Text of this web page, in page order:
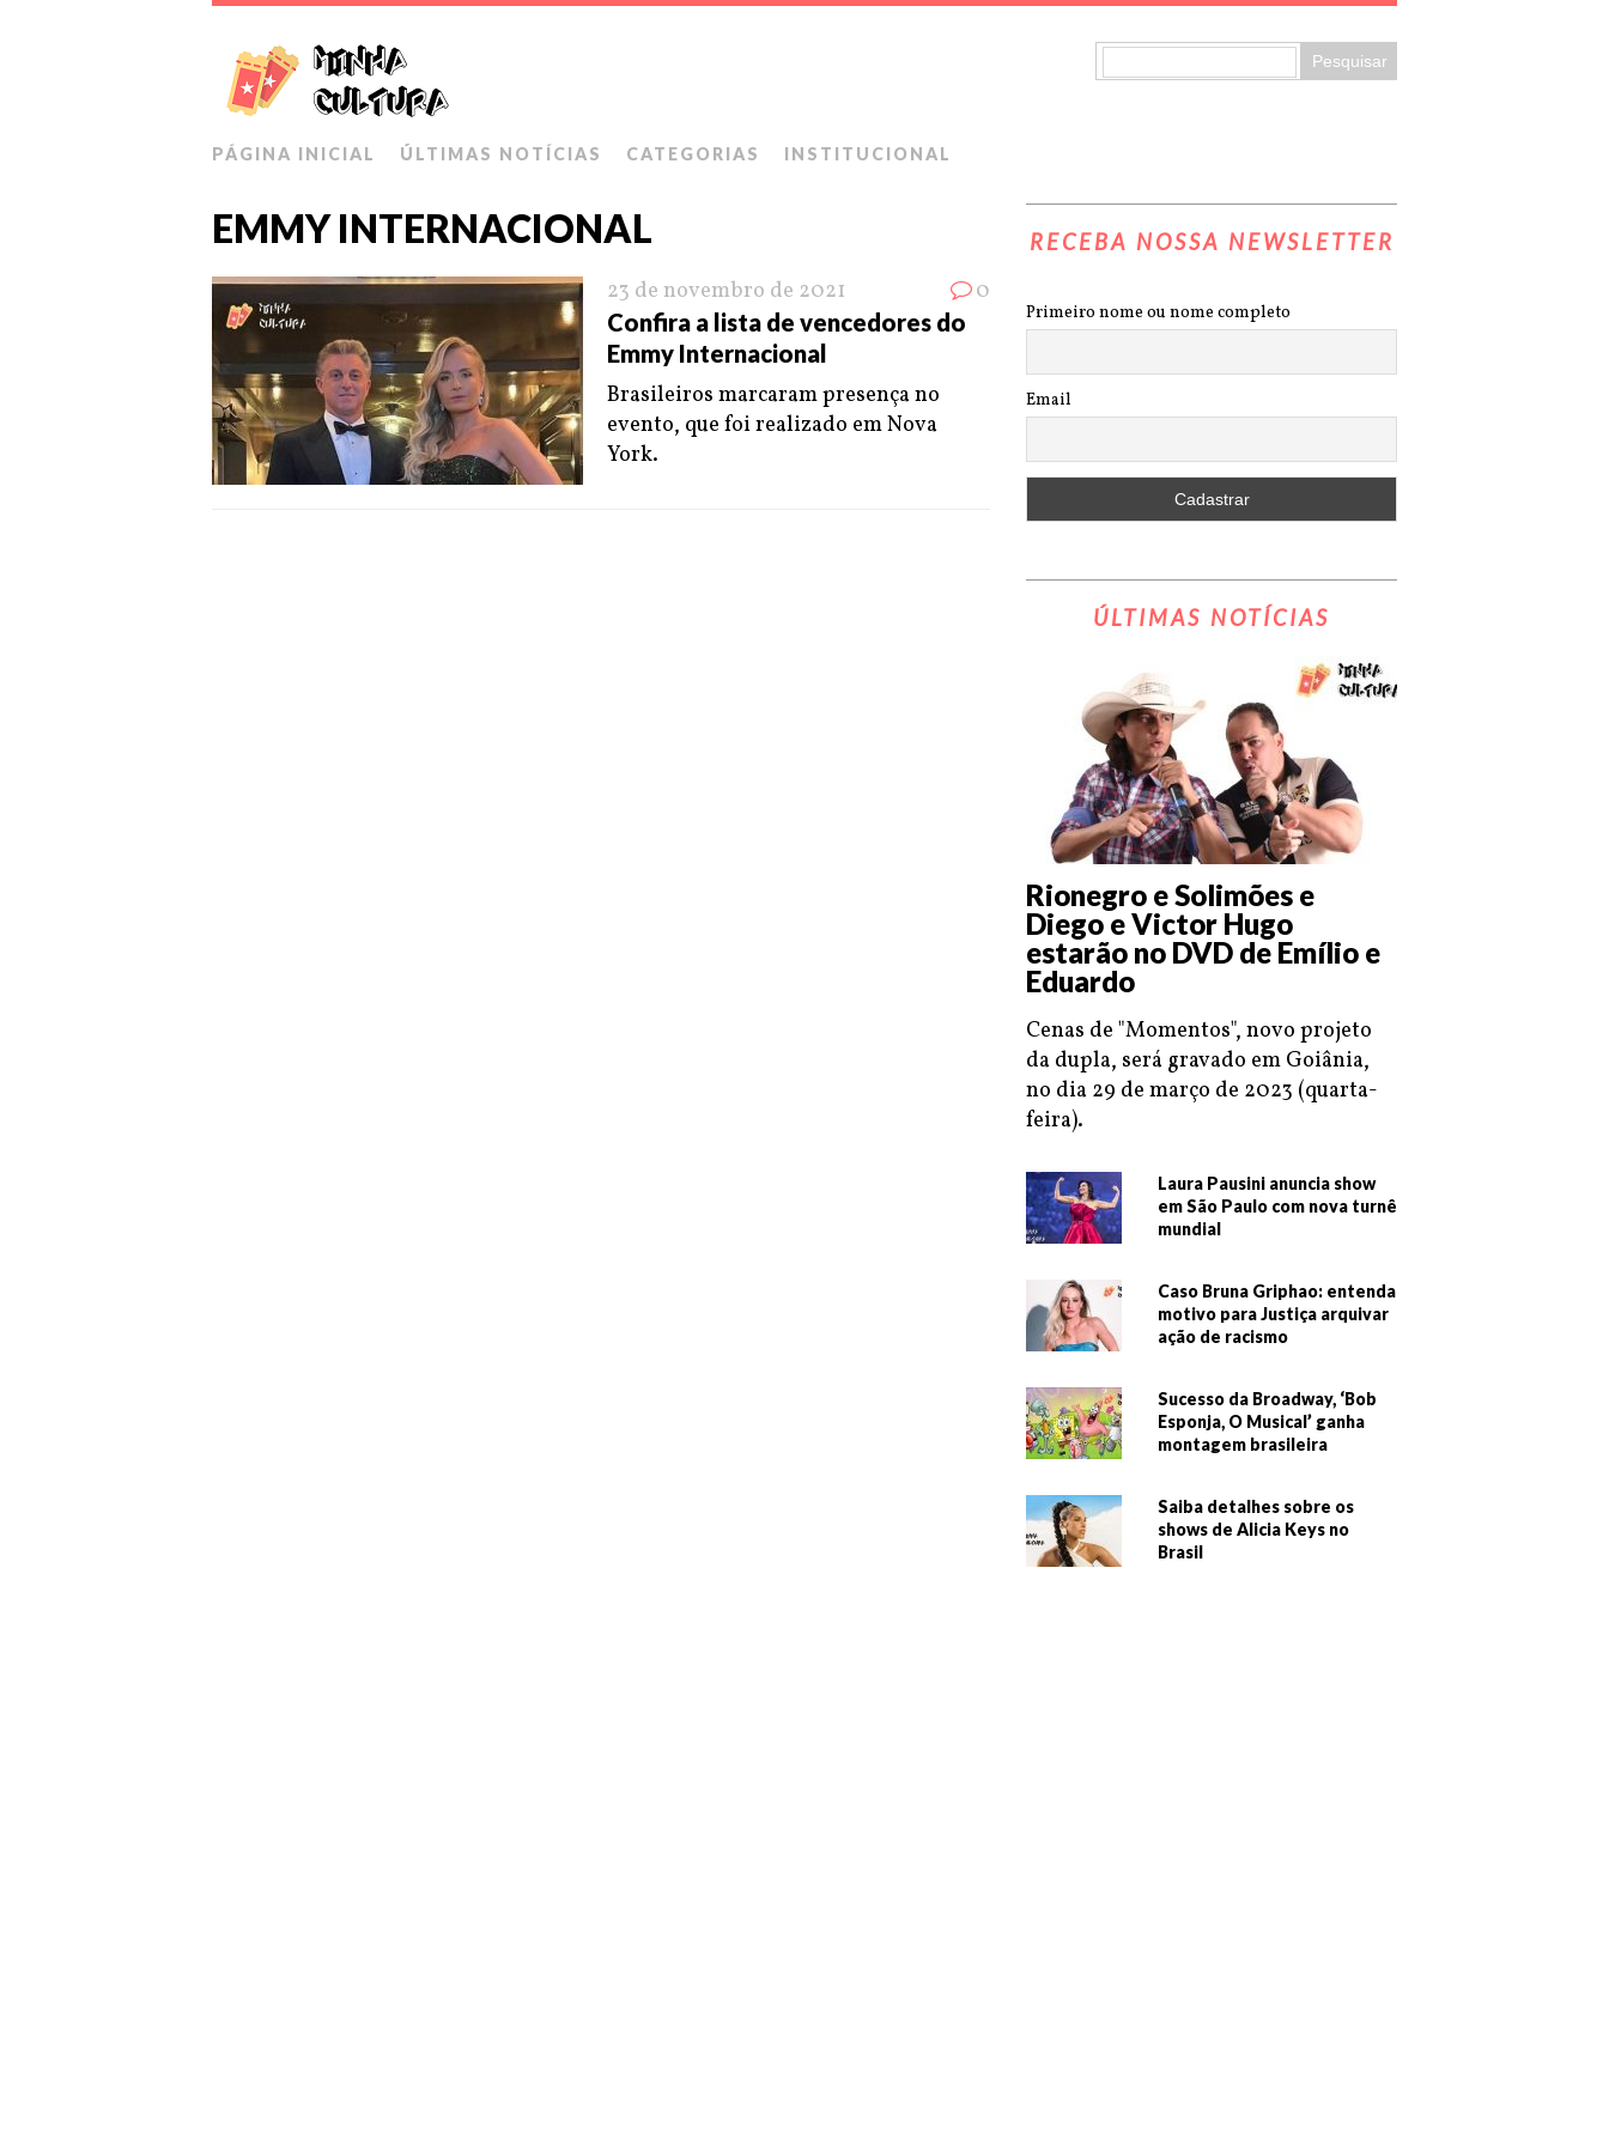
PÁGINA INICIAL ÚLTIMAS NOTÍCIAS CATEGORIAS INSTITUCIONAL
EMMY INTERNACIONAL
23 de novembro de 2021 0
Confira a lista de vencedores do
Emmy Internacional
Brasileiros marcaram presença no
evento, que foi realizado em Nova
York.
RECEBA NOSSA NEWSLETTER
Primeiro nome ou nome completo
Email
ÚLTIMAS NOTÍCIAS
Rionegro e Solimões e
Diego e Victor Hugo
estarão no DVD de Emílio e
Eduardo
Cenas de "Momentos", novo projeto
da dupla, será gravado em Goiânia,
no dia 29 de março de 2023 (quarta-
feira).
Laura Pausini anuncia show
em São Paulo com nova turnê
mundial
Caso Bruna Griphao: entenda
motivo para Justiça arquivar
ação de racismo
Sucesso da Broadway, ‘Bob
Esponja, O Musical’ ganha
montagem brasileira
Saiba detalhes sobre os
shows de Alicia Keys no
Brasil